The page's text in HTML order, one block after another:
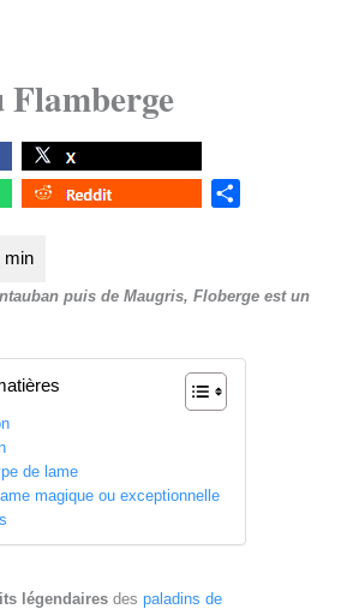
Flamberge
e
puis de Maugris, Floberge est un
de lame
magique ou exceptionnelle
légendaires des paladins de